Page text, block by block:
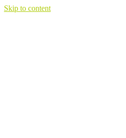
Skip to content